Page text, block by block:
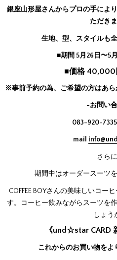
銀座山形屋さんからプロの手によ
ただきま
生地、型、スタイルも
■期間 5月26日〜5
■価格 40,000
※事前予約の為、ご希望の方はあら
-お問い
083-920-
mail
さらに
期間中はオーダースーツ
COFFEE BOYさんの美味しいコー
す。コーヒー飲みながらスーツを
しょう
《und☆star CARD
これからのお買い物をよ